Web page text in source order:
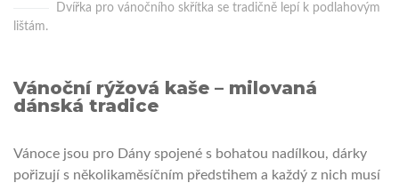
Dvířka pro vánočního skřítka se tradičně lepí k podlahovým
lištám.
Vánoční rýžová kaše – milovaná
dánská tradice
Vánoce jsou pro Dány spojené s bohatou nadílkou, dárky
pořizují s několikaměsíčním předstihem a každý z nich musí